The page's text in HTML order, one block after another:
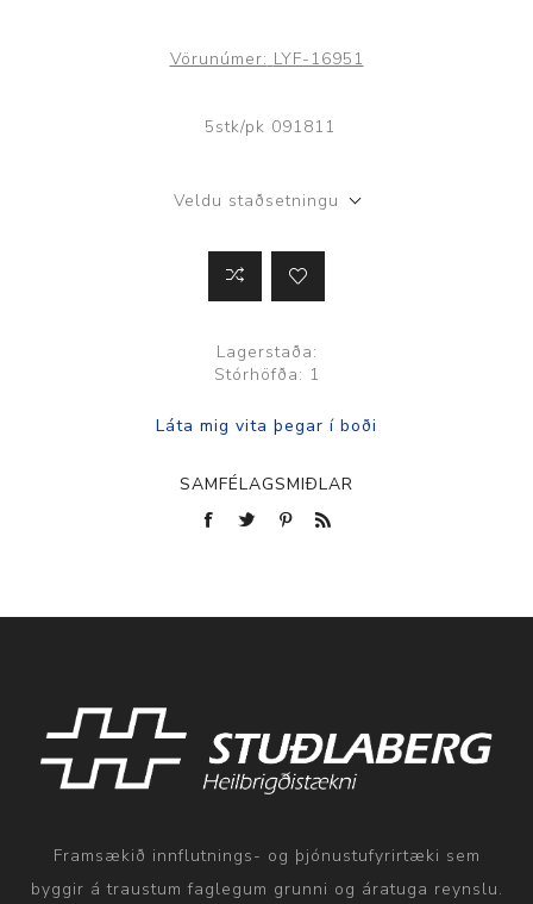
Vörunúmer: LYF-16951
5stk/pk 091811
Veldu staðsetningu
Lagerstaða:
Stórhöfða: 1
SAMFÉLAGSMIÐLAR
Framsækið innflutnings- og þjónustufyrirtæki sem
byggir á traustum faglegum grunni og áratuga reynslu.